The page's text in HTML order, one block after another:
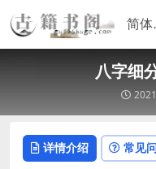
八字细
详情介绍 常见